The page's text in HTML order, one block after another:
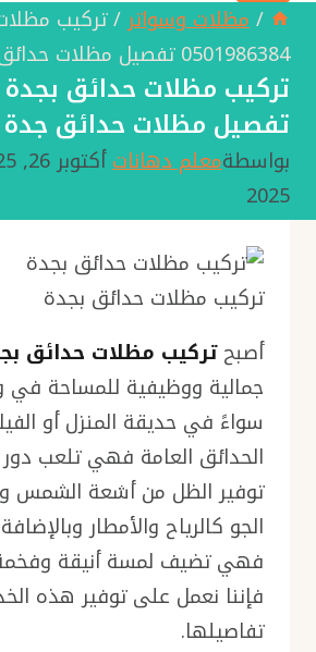
/مظلات وسواتر/تركيب
0501986384 تفصيل مظلات حدائق جدة
تفصيل مظلات حدائق جدة
بواسطةمعلم دهاناتأكتوبر 26, 2025
2025
تركيب مظلات حدائق بجدة
أصبحتركيب مظلات حدائق
جمالية ووظيفية للمساحة
سواءً في حديقة المنزل أو
الحدائق العامة فهي تلعب
توفير الظل من أشعة الشمس
الجو كالرياح والأمطار
فهي تضيف لمسة أنيقة
فإننا نعمل على توفير هذه
تفاصيلها.